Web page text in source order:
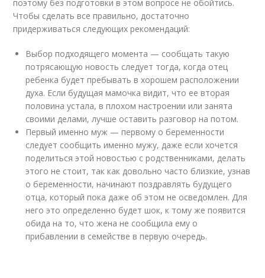
поэтому без подготовки в этом вопросе не обойтись.
Чтобы сделать все правильно, достаточно
придерживаться следующих рекомендаций:
Выбор подходящего момента — сообщать такую
потрясающую новость следует тогда, когда отец
ребенка будет пребывать в хорошем расположении
духа. Если будущая мамочка видит, что ее вторая
половина устала, в плохом настроении или занята
своими делами, лучше оставить разговор на потом.
Первый именно муж — первому о беременности
следует сообщить именно мужу, даже если хочется
поделиться этой новостью с родственниками, делать
этого не стоит, так как довольно часто близкие, узнав
о беременности, начинают поздравлять будущего
отца, который пока даже об этом не осведомлен. Для
него это определенно будет шок, к тому же появится
обида на то, что жена не сообщила ему о
прибавлении в семействе в первую очередь.